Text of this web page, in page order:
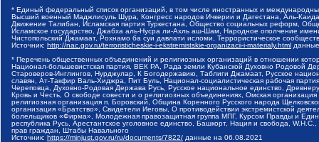
* Единый федеральный список организаций, в том числе иностранных и
Высший военный Маджлисуль Шура, Конгресс народов Ичкерии и Дагестана, Аль-
Движение Талибан, Исламская партия Туркестана, Общество социальных реформ,
Исламское государство, Джабха аль-Нусра ли-Ахль аш-Шам, Народное ополчение
Чистопольский Джамаат, Рохнамо ба суи давлати исломи, Террористическое
Источник: http://nac.gov.ru/terroristicheskie-i-ekstremistskie-organizacii-i-materialy.html
* Перечень общественных объединений и религиозных организаций в отношении
Национал-большевистская партия, ВЕК РА, Рада земли Кубанской Духовно Родовой
Староверов-Инглингов, Нурджулар, К Богодержавию, Таблиги Джамаат, Русское
славян, Ат-Такфир Валь-Хиджра, Пит Буль, Национал-социалистическая рабочая
Череповца, Духовно-Родовая Держава Русь, Русское национальное единство,
Кровь и Честь, О свободе совести и о религиозных объединениях, Омская
религиозная организация п. Боровский, Община Коренного Русского народа
организация «Братство», Свидетели Иеговы, О противодействии экстремистской
болельщиков «Фирма», Молодежная правозащитная группа МПГ, Курсом Правды и
республика Русь, Арестантское уголовное единство, Башкорт, Нация и свобода,
прав граждан, Штабы Навального
Источник: https://minjust.gov.ru/ru/documents/7822/ данные на 06.08.2021